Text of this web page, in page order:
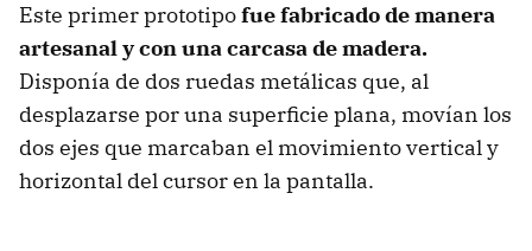
Este primer prototipofue fabricado de manera
artesanal y con una carcasa de madera.
Disponía de dos ruedas metálicas que, al
desplazarse por una superficie plana, movían los
dos ejes que marcaban el movimiento vertical y
horizontal del cursor en la pantalla.